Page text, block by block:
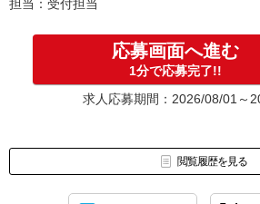
担当：受付担当
応募画面へ進む
1分で応募完了!!
求人応募期間：2026/08/01～
閲覧履歴を見る